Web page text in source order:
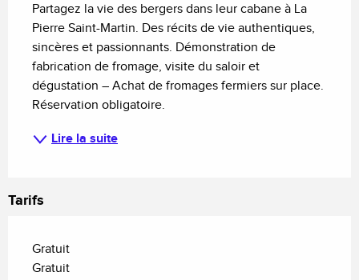
Partagez la vie des bergers dans leur cabane à La
Pierre Saint-Martin. Des récits de vie authentiques,
sincères et passionnants. Démonstration de
fabrication de fromage, visite du saloir et
dégustation – Achat de fromages fermiers sur place.
Réservation obligatoire.
Lire la suite
Tarifs
Gratuit
Gratuit